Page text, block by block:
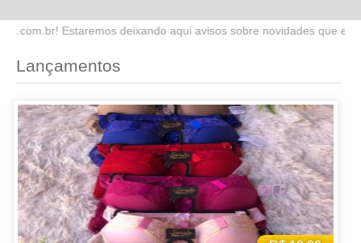
aqui avisos sobre novidades que estaremos lançando no site.
Lançamentos